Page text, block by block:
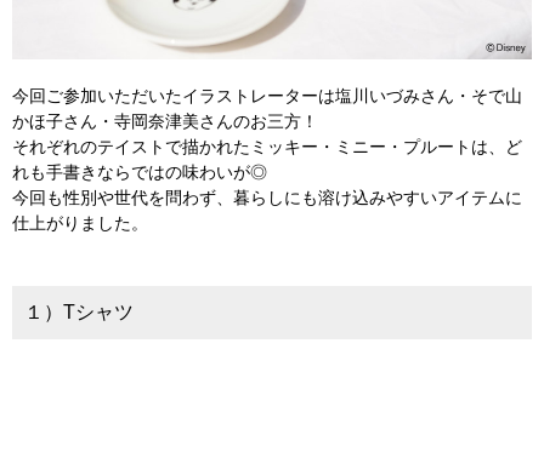
今回ご参加いただいたイラストレーターは塩川いづみさん・そで山
かほ子さん・寺岡奈津美さんのお三方！
それぞれのテイストで描かれたミッキー・ミニー・プルートは、ど
れも手書きならではの味わいが◎
今回も性別や世代を問わず、暮らしにも溶け込みやすいアイテムに
仕上がりました。
１）Tシャツ